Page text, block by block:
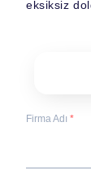
eksiksiz
Firma Adı